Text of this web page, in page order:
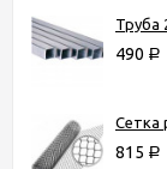
Труба
490 Р
Сетка
815 Р